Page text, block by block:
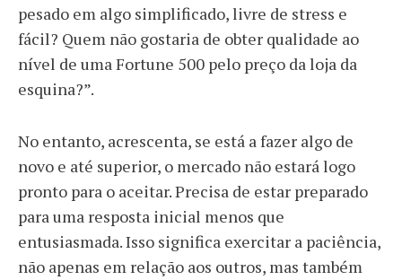
pesado em algo simplificado, livre de stress e
fácil? Quem não gostaria de obter qualidade ao
nível de uma Fortune 500 pelo preço da loja da
esquina?”.
No entanto, acrescenta, se está a fazer algo de
novo e até superior, o mercado não estará logo
pronto para o aceitar. Precisa de estar preparado
para uma resposta inicial menos que
entusiasmada. Isso significa exercitar a paciência,
não apenas em relação aos outros, mas também